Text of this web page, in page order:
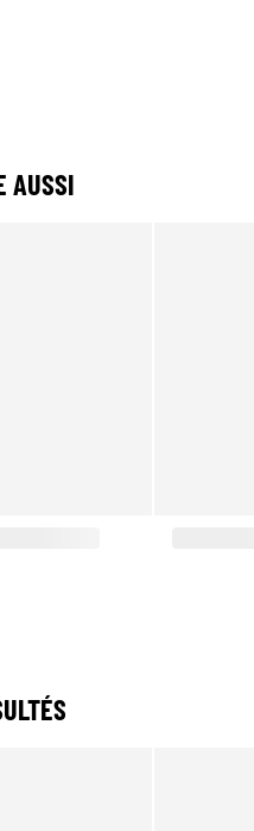
AUSSI